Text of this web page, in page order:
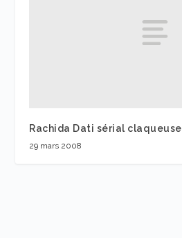
Rachida Dati sérial claqueuse
29 mars 2008